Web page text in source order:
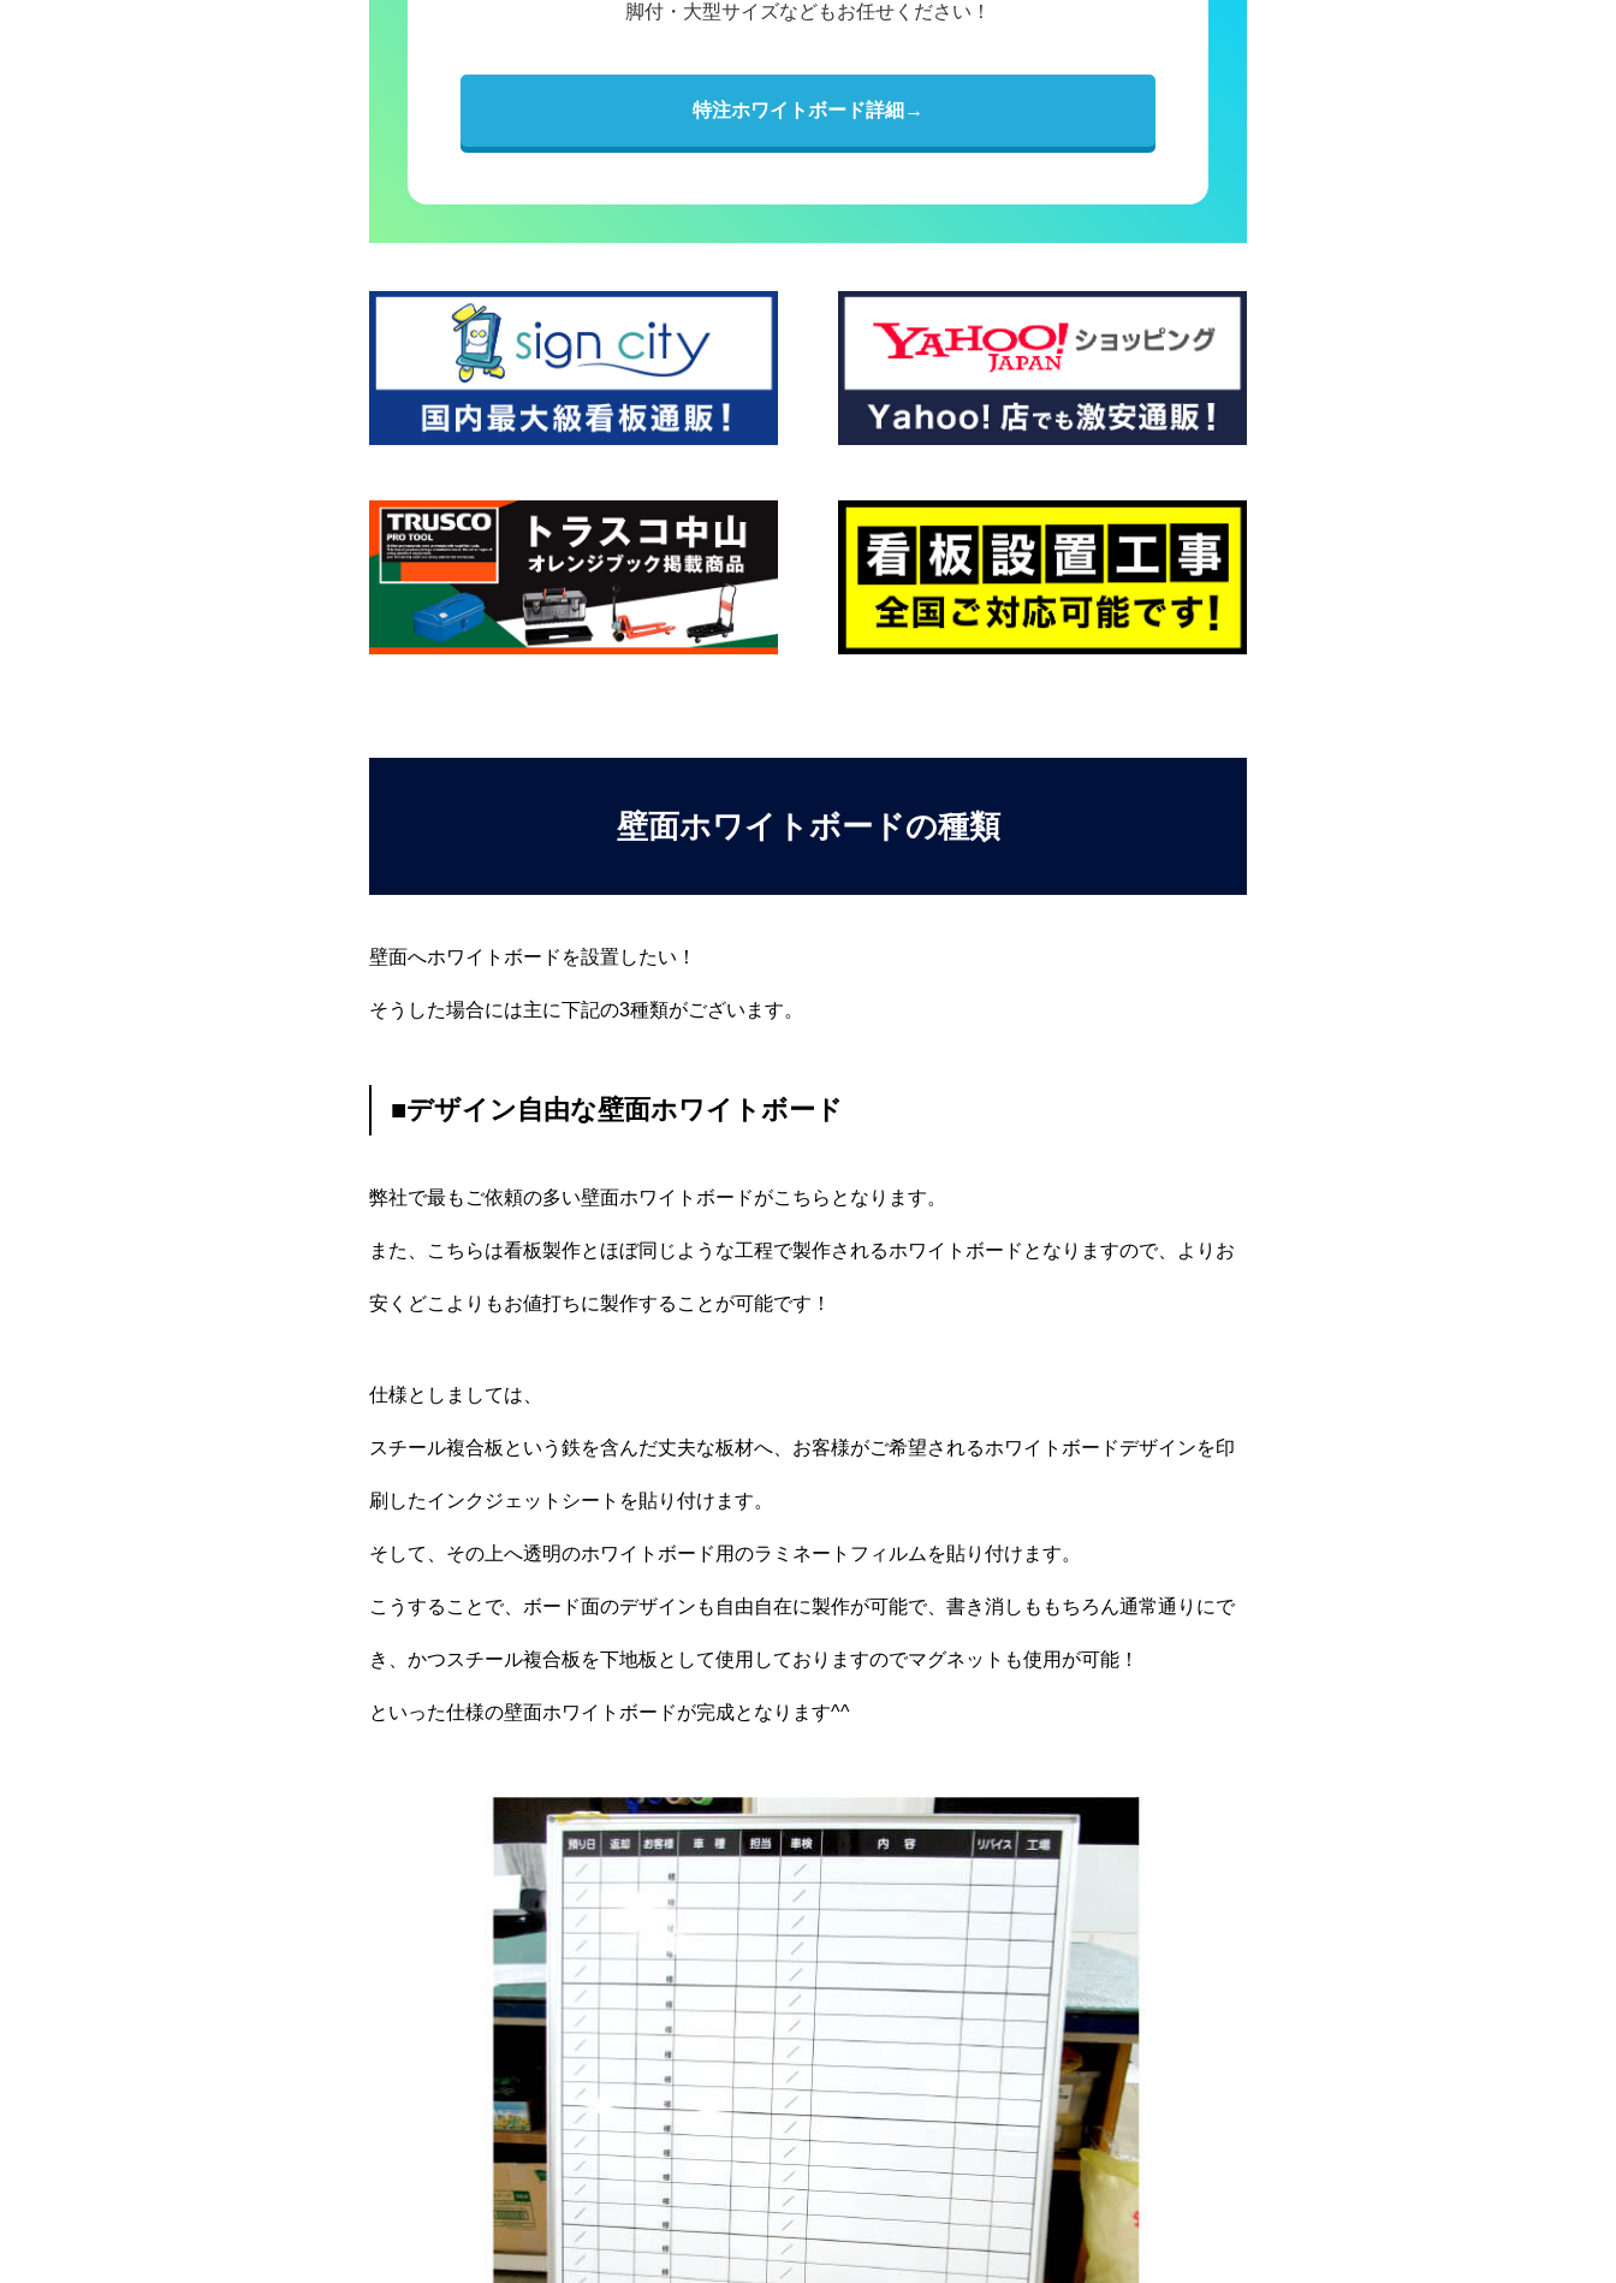
エアー看板オリジナル製作
看板デザイン制作
アルミ複合板・形状カット販売
看板の種類をまとめて解説！
脚付・大型サイズなどもお任せください！
特注ホワイトボード詳細→
壁面ホワイトボードの種類
壁面へホワイトボードを設置したい！
そうした場合には主に下記の3種類がございます。
■デザイン自由な壁面ホワイトボード
弊社で最もご依頼の多い壁面ホワイトボードがこちらとなります。
また、こちらは看板製作とほぼ同じような工程で製作されるホワイトボードとなりますので、よりお
安くどこよりもお値打ちに製作することが可能です！
仕様としましては、
スチール複合板という鉄を含んだ丈夫な板材へ、お客様がご希望されるホワイトボードデザインを印
刷したインクジェットシートを貼り付けます。
そして、その上へ透明のホワイトボード用のラミネートフィルムを貼り付けます。
こうすることで、ボード面のデザインも自由自在に製作が可能で、書き消しももちろん通常通りにで
き、かつスチール複合板を下地板として使用しておりますのでマグネットも使用が可能！
といった仕様の壁面ホワイトボードが完成となります^^